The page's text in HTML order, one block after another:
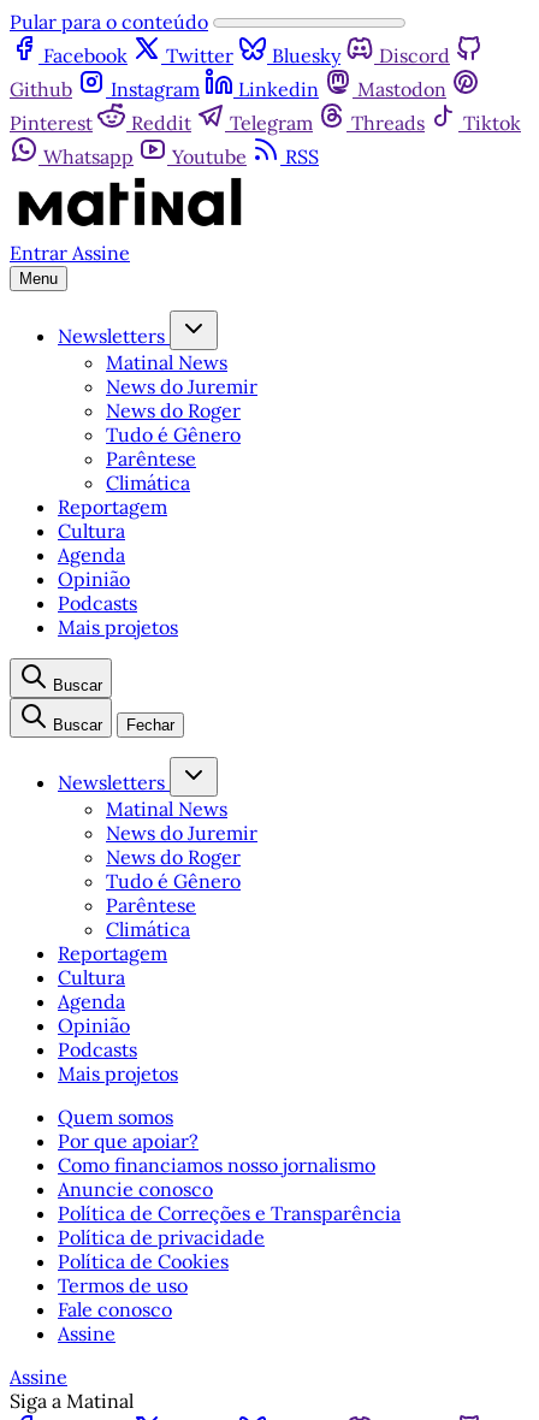
Pular para o conteúdo
Facebook
Twitter Bluesky
Discord
Github
Instagram Linkedin
Mastodon
Pinterest
Reddit Telegram Threads
Tiktok
Whatsapp
Youtube RSS
Entrar Assine
Menu
Newsletters
Matinal News
News do Juremir
News do Roger
Tudo é Gênero
Parêntese
Climática
Reportagem
Cultura
Agenda
Opinião
Podcasts
Mais projetos
Buscar
Buscar Fechar
Newsletters
Matinal News
News do Juremir
News do Roger
Tudo é Gênero
Parêntese
Climática
Reportagem
Cultura
Agenda
Opinião
Podcasts
Mais projetos
Quem somos
Por que apoiar?
Como financiamos nosso jornalismo
Anuncie conosco
Política de Correções e Transparência
Política de privacidade
Política de Cookies
Termos de uso
Fale conosco
Assine
Assine
Siga a Matinal